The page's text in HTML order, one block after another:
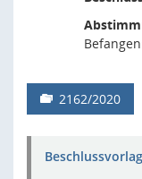
2162/2020